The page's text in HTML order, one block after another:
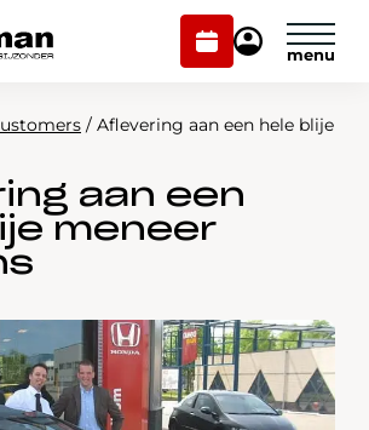
Plan
onderhoud
Mijn
service
Plan onderhoud
Mijn Honda Welman
/ Aflevering aan een hele blije
aan een
meneer